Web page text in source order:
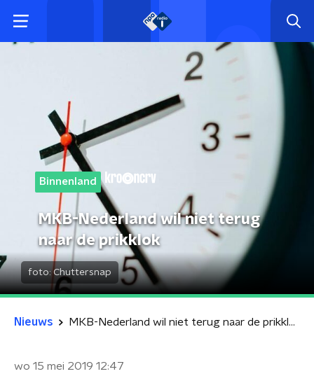
Binnenland
MKB-Nederland wil niet terug
naar de prikklok
foto:Chuttersnap
Nieuws MKB-Nederland wil niet terug naar de prikklok
wo 15 mei 2019 12:47